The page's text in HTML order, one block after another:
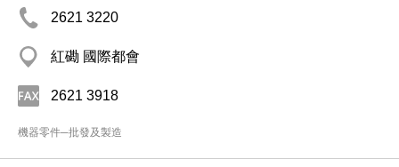
2621 3220
紅磡 國際都會
2621 3918
機器零件─批發及製造